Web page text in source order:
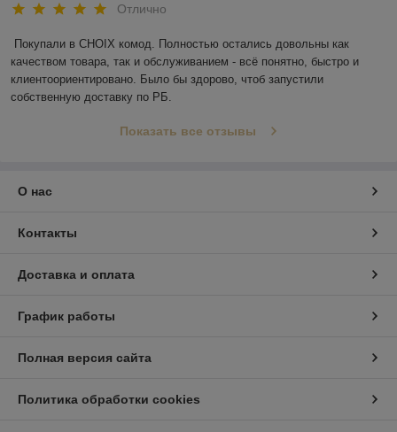
Отлично
Покупали в CHOIX комод. Полностью остались довольны как
качеством товара, так и обслуживанием - всё понятно, быстро и
клиентоориентировано. Было бы здорово, чтоб запустили
собственную доставку по РБ.
Показать все отзывы
О нас
Контакты
Доставка и оплата
График работы
Полная версия сайта
Политика обработки cookies